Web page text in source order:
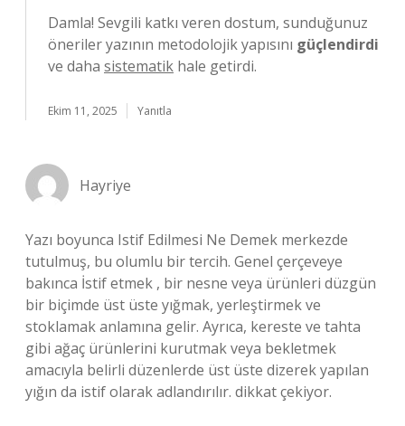
Damla! Sevgili katkı veren dostum, sunduğunuz
öneriler yazının metodolojik yapısını güçlendirdi
ve daha sistematik hale getirdi.
Ekim 11, 2025 Yanıtla
Hayriye
Yazı boyunca Istif Edilmesi Ne Demek merkezde
tutulmuş, bu olumlu bir tercih. Genel çerçeveye
bakınca İstif etmek , bir nesne veya ürünleri düzgün
bir biçimde üst üste yığmak, yerleştirmek ve
stoklamak anlamına gelir. Ayrıca, kereste ve tahta
gibi ağaç ürünlerini kurutmak veya bekletmek
amacıyla belirli düzenlerde üst üste dizerek yapılan
yığın da istif olarak adlandırılır. dikkat çekiyor.